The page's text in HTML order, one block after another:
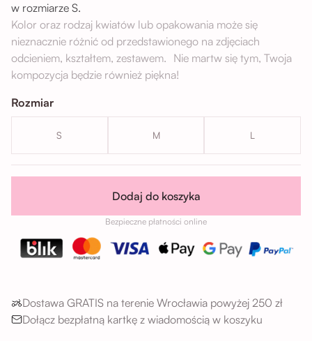
w rozmiarze S.
Kolor oraz rodzaj kwiatów lub opakowania może się
nieznacznie różnić od przedstawionego na zdjęciach
odcieniem, kształtem, zestawem. Nie martw się tym, Twoja
kompozycja będzie również piękna!
Rozmiar
S M L
Dodaj do koszyka
Bezpieczne płatności online
Dostawa GRATIS na terenie Wrocławia powyżej 250 zł
Dołącz bezpłatną kartkę z wiadomością w koszyku